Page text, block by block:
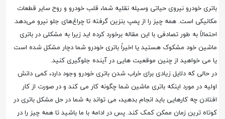
باتری خودرو نیروی حیاتی وسیله نقلیه شما، قلب خودرو و روح سایر قطعات
مکانیکی است. همه چیز را از پمپ بنزین گرفته تا چراغ‌های جلو نیرو می‌دهد.
احتمالاً به طور تصادفی با این مقاله برخورد کرده اید زیرا به مشکلی در باتری
ماشین خود مشکوک هستید یا اخیراً باتری خودرو شما دچار مشکل شده است
یا می خواهید از چنین موقعیت هایی در آینده جلوگیری کنید.
در حالی که دلایل زیادی برای خراب شدن باتری خودرو وجود دارد، کمی دانش
اولیه در مورد اینکه باتری ماشین شما چگونه کار می کند و در صورت از کار
افتادن چه کارهایی باید انجام بدهید، می تواند به شما در حل مشکل باتری در
کوتاه ترین زمان ممکن کمک کند. پس در ادامه با ما باشید تا همه چیز را در